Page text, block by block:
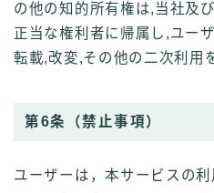
の他の知的所有権は,当社及
正当な権利者に帰属し,ユー
転載,改変,その他の二次利用
第6条（禁止事項）
ユーザーは，本サービスの